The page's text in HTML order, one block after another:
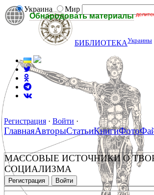
Обнародовать материалы
Украина Мир
БИБЛИОТЕКАУкраины
Регистрация · Войти ·
ГлавнаяАвторыСтатьиКнигиФото
МАССОВЫЕ ИСТОЧНИКИ О
СОЦИАЛИЗМА
Регистрация Войти